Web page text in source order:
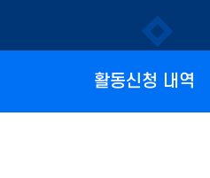
활동신청 내역